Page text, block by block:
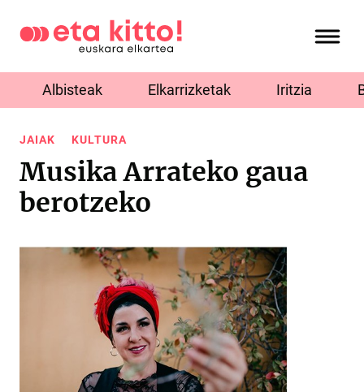
Albisteak Elkarrizketak Iritzia
JAIAK KULTURA
Musika Arrateko gaua
berotzeko